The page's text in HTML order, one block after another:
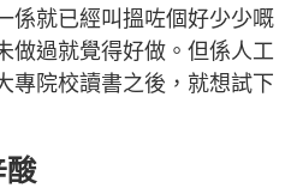
係就已經叫搵咗個好少少嘅
做過就覺得好做。但係人工
專院校讀書之後，就想試下
酸